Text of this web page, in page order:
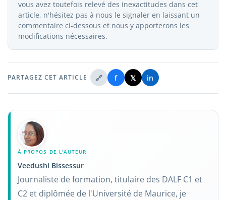
vous avez toutefois relevé des inexactitudes dans cet
article, n'hésitez pas à nous le signaler en laissant un
commentaire ci-dessous et nous y apporterons les
modifications nécessaires.
PARTAGEZ CET ARTICLE 🔗 f 𝕏 in
À PROPOS DE L'AUTEUR
Veedushi Bissessur
Journaliste de formation, titulaire des DALF C1 et
C2 et diplômée de l'Université de Maurice, je